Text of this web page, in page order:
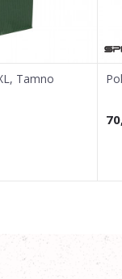
Tamno